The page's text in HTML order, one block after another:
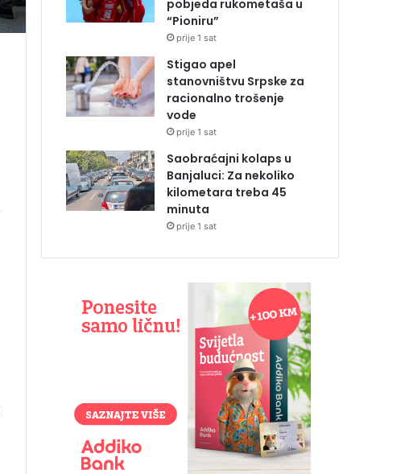
pobjeda rukometaša u
“Pioniru”
prije 1 sat
Stigao apel
stanovništvu Srpske za
racionalno trošenje
vode
prije 1 sat
Saobraćajni kolaps u
Banjaluci: Za nekoliko
kilometara treba 45
minuta
prije 1 sat